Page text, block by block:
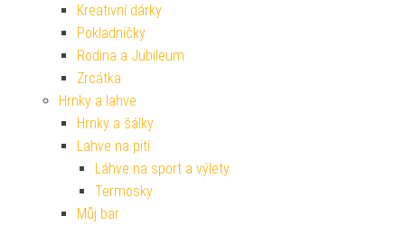
Kreativní dárky
Pokladničky
Rodina a Jubileum
Zrcátka
Hrnky a lahve
Hrnky a šálky
Lahve na pití
Láhve na sport a výlety
Termosky
Můj bar